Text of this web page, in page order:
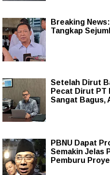
Breaking
Tangkap
Setelah Dirut
Pecat Dirut PT
Sangat Bagus,
PBNU Dapat
Semakin Jelas
Pemburu